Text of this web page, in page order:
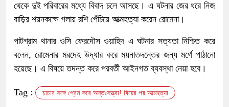
থেকে দুই পরিবারের মধ্যে বিবাদ চলে আসছে। এ ঘটনার জের ধরে নিজ
বাড়ির শয়নকক্ষে গলায় রশি পেঁচিয়ে আত্মহত্যা করেন রোমেনা।
পাটগ্রাম থানার ওসি ফেরদৌস ওয়াহিদ এ ঘটনার সত্যতা নিশ্চিত করে
বলেন, রোমেনার মরদেহ উদ্ধার করে ময়নাতদন্তের জন্য মর্গে পাঠানো
হয়েছে। এ বিষয়ে তদন্ত করে পরবর্তী আইনগত ব্যবস্থা নেয়া হবে।
Tag : চাচার সঙ্গে প্রেম করে অন্তঃসত্ত্বা! বিয়ের পর আত্মহত্যা